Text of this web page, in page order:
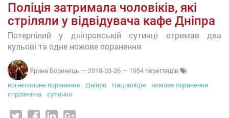
Поліція затримала чоловіків, які
стріляли у відвідувача кафе Дніпра
Потерпілий у дніпровській сутичці отримав два
кульові та одне ножове поранення
Ярина Боринець — 2018-03-26 — 1954 переглядів
вогнепальне поранення
Дніпро Нацполіція
ножове поранення
стрілянина
сутички